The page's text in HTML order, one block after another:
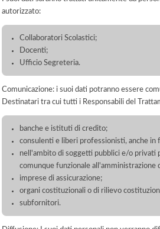
autorizzato:
Collaboratori Scolastici;
Docenti;
Ufficio Segreteria.
Comunicazione: i suoi dati potranno essere
Destinatari tra cui tutti i Responsabili del
banche e istituti di credito;
consulenti e liberi professionisti, anche in
nell'ambito di soggetti pubblici e/o privati
comunque funzionale all'amministrazione
imprese di assicurazione;
organi costituzionali o di rilievo
subfornitori.